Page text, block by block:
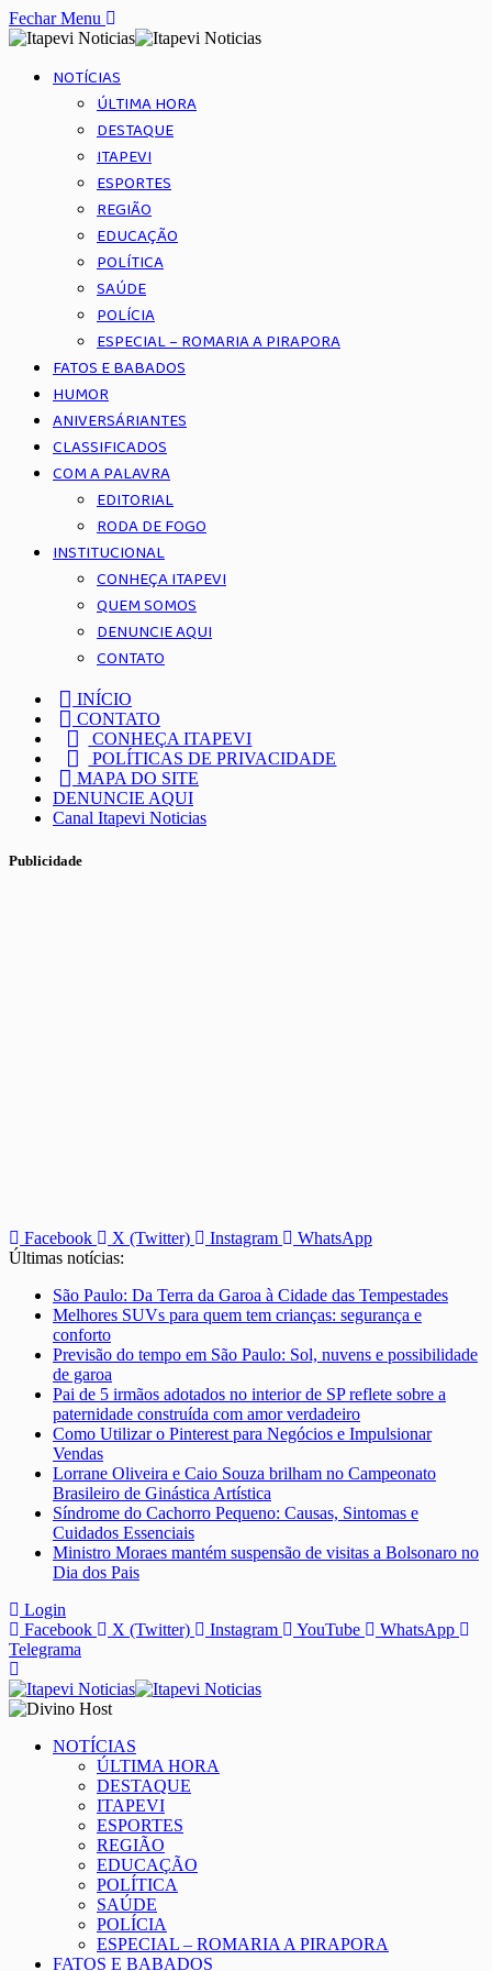
Fechar Menu
NOTÍCIAS
ÚLTIMA HORA
DESTAQUE
ITAPEVI
ESPORTES
REGIÃO
EDUCAÇÃO
POLÍTICA
SAÚDE
POLÍCIA
ESPECIAL – ROMARIA A PIRAPORA
FATOS E BABADOS
HUMOR
ANIVERSÁRIANTES
CLASSIFICADOS
COM A PALAVRA
EDITORIAL
RODA DE FOGO
INSTITUCIONAL
CONHEÇA ITAPEVI
QUEM SOMOS
DENUNCIE AQUI
CONTATO
INÍCIO
CONTATO
CONHEÇA ITAPEVI
POLÍTICAS DE PRIVACIDADE
MAPA DO SITE
DENUNCIE AQUI
Canal Itapevi Noticias
Publicidade
Facebook X (Twitter) Instagram
WhatsApp
Últimas notícias:
São Paulo: Da Terra da Garoa à Cidade das Tempestades
Melhores SUVs para quem tem crianças: segurança e
conforto
Previsão do tempo em São Paulo: Sol, nuvens e possibilidade
de garoa
Pai de 5 irmãos adotados no interior de SP reflete sobre a
paternidade construída com amor verdadeiro
Como Utilizar o Pinterest para Negócios e Impulsionar
Vendas
Lorrane Oliveira e Caio Souza brilham no Campeonato
Brasileiro de Ginástica Artística
Síndrome do Cachorro Pequeno: Causas, Sintomas e
Cuidados Essenciais
Ministro Moraes mantém suspensão de visitas a Bolsonaro no
Dia dos Pais
Login
Facebook
X (Twitter) Instagram YouTube
WhatsApp
Telegrama
NOTÍCIAS
ÚLTIMA HORA
DESTAQUE
ITAPEVI
ESPORTES
REGIÃO
EDUCAÇÃO
POLÍTICA
SAÚDE
POLÍCIA
ESPECIAL – ROMARIA A PIRAPORA
FATOS E BABADOS